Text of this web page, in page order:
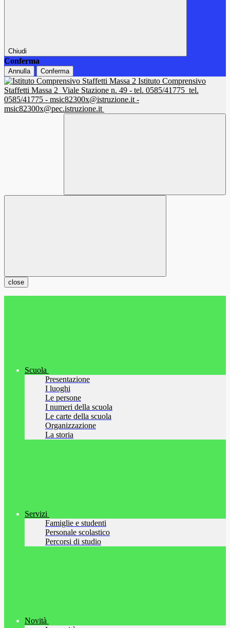
Chiudi
Conferma
Annulla Conferma
Istituto Comprensivo
Staffetti Massa 2 Viale Stazione n. 49 - tel. 0585/41775 tel.
0585/41775 - msic82300x@istruzione.it -
msic82300x@pec.istruzione.it
close
Scuola
Presentazione
I luoghi
Le persone
I numeri della scuola
Le carte della scuola
Organizzazione
La storia
Servizi
Famiglie e studenti
Personale scolastico
Percorsi di studio
Novità